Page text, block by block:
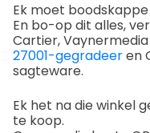
Ek moet
En bo-op dit alles,
Cartier,
27001-gegradeeren
sagteware.
Ek het na die winkel
te koop.